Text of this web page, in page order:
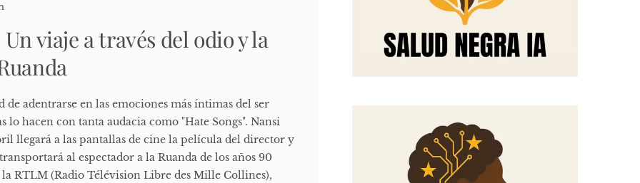
viaje a través del odio y la
de adentrarse en las emociones más íntimas del ser
lo hacen con tanta audacia como "Hate Songs". Nansi
llegará a las pantallas de cine la película del director y
al espectador a la Ruanda de los años 90
RTLM (Radio Télévision Libre des Mille Collines),